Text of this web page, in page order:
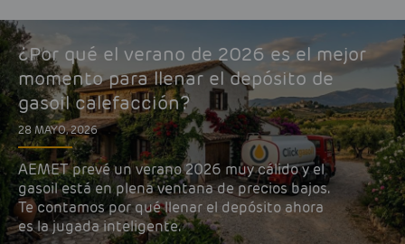
¿Por qué el verano de 2026 es el mejor
momento para llenar el depósito de
gasoil calefacción?
28 MAYO, 2026
AEMET prevé un verano 2026 muy cálido y el
gasoil está en plena ventana de precios bajos.
Te contamos por qué llenar el depósito ahora
es la jugada inteligente.